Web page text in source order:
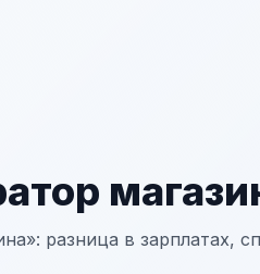
разница в зарплатах,